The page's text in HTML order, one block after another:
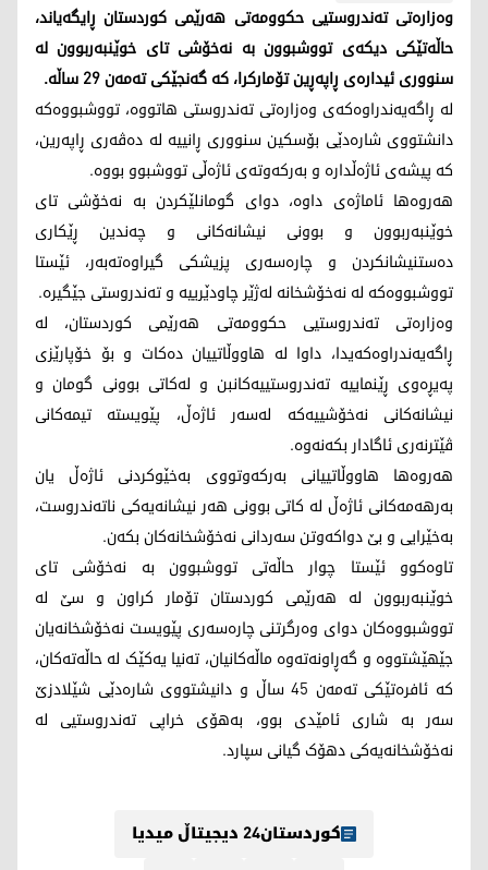
وەزارەتی تەندروستیی حکوومەتی هەرێمی کوردستان ڕایگەیاند،
حاڵەتێکی دیکەی تووشبوون بە نەخۆشی تای خوێنبەربوون لە
سنووری ئیدارەی ڕاپەڕین تۆمارکرا، کە گەنجێکی تەمەن 29 ساڵە.
لە ڕاگەیەندراوەکەی وەزارەتی تەندروستی هاتووە، تووشبووەکە
دانشتووی شارەدێی بۆسکین سنووری ڕانییە لە دەڤەری ڕاپەرین،
کە پیشەی ئاژەڵدارە و بەرکەوتەی ئاژەڵی تووشبوو بووە.
هەروەها ئاماژەی داوە، دوای گومانلێکردن بە نەخۆشی تای
خوێنبەربوون و بوونی نیشانەکانی و چەندین ڕێکاری
دەستنیشانکردن و چارەسەری پزیشکی گیراوەتەبەر، ئێستا
تووشبووەکە لە نەخۆشخانە لەژێر چاودێرییە و تەندروستی جێگیرە.
وەزارەتی تەندروستیی حکوومەتی هەرێمی کوردستان، لە
ڕاگەیەندراوەکەیدا، داوا لە هاووڵاتییان دەکات و بۆ خۆپارێزی
پەیڕەوی ڕێنماییە تەندروستییەکانبن و لەکاتی بوونی گومان و
نیشانەکانی نەخۆشییەکە لەسەر ئاژەڵ، پێویستە تیمەکانی
ڤێترنەری ئاگادار بکەنەوە.
هەروەها هاووڵاتییانی بەرکەوتووی بەخێوکردنی ئاژەڵ یان
بەرهەمەکانی ئاژەڵ لە کاتی بوونی هەر نیشانەیەکی ناتەندروست،
بەخێرایی و بێ دواکەوتن سەردانی نەخۆشخانەکان بکەن.
تاوەکوو ئێستا چوار حاڵەتی تووشبوون بە نەخۆشی تای
خوێنبەربوون لە هەرێمی کوردستان تۆمار کراون و سێ لە
تووشبووەکان دوای وەرگرتنی چارەسەری پێویست نەخۆشخانەیان
جێهێشتووە و گەڕاونەتەوە ماڵەکانیان، تەنیا یەکێک لە حاڵەتەکان،
کە ئافرەتێکی تەمەن 45 ساڵ و دانیشتووی شارەدێی شێلادزێ
سەر بە شاری ئامێدی بوو، بەهۆی خراپی تەندروستیی لە
نەخۆشخانەیەکی دهۆک گیانی سپارد.
کوردستان24 دیجیتاڵ میدیا